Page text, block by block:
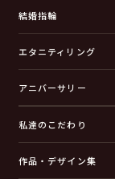
結婚指輪
エタニティリング
アニバーサリー
私達のこだわり
作品・デザイン集